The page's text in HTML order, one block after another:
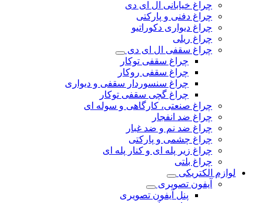
چراغ خیابانی ال ای دی
چراغ دفنی و پارکتی
چراغ دیواری دکوراتیو
چراغ ریلی
چراغ سقفی ال ای دی
چراغ سقفی توکار
چراغ سقفی روکار
چراغ سنسوردار سقفی و دیواری
چراغ گچی سقفی توکار
چراغ صنعتی، کارگاهی و سوله ای
چراغ ضد انفجار
چراغ ضد نم و ضد غبار
چراغ چشمی و پارکتی
چراغ‌ زیر‌ پله‌ ای و کنار‌ پله‌ ای
چراغ بلتی
لوازم الکتریکی
آیفون تصویری
پنل آیفون تصویری